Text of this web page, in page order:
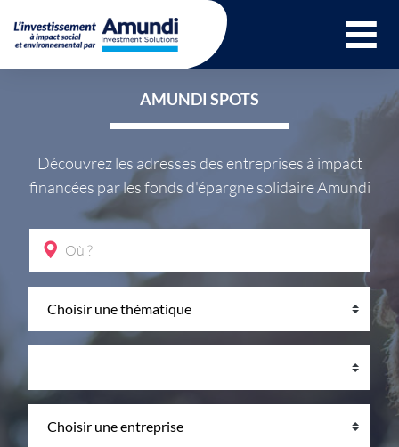
AMUNDI SPOTS
Découvrez les adresses des entreprises à impact
financées par les fonds d'épargne solidaire Amundi